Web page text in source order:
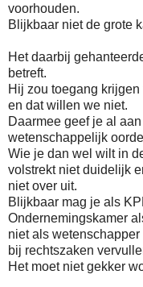
voorhouden.
Blijkbaar niet de grote
Het daarbij
betreft.
Hij zou toegang
en dat willen we niet.
Daarmee geef je al
wetenschappelijk
Wie je dan wel wilt in
volstrekt niet duidelijk
niet over uit.
Blijkbaar mag je als
Ondernemingskamer
niet als
bij rechtszaken
Het moet niet gekker